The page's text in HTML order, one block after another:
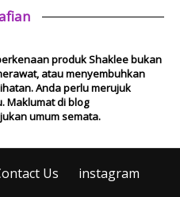
produk Shaklee bukan
atau menyembuhkan
Anda perlu merujuk
Maklumat di blog
umum semata.
Us instagram